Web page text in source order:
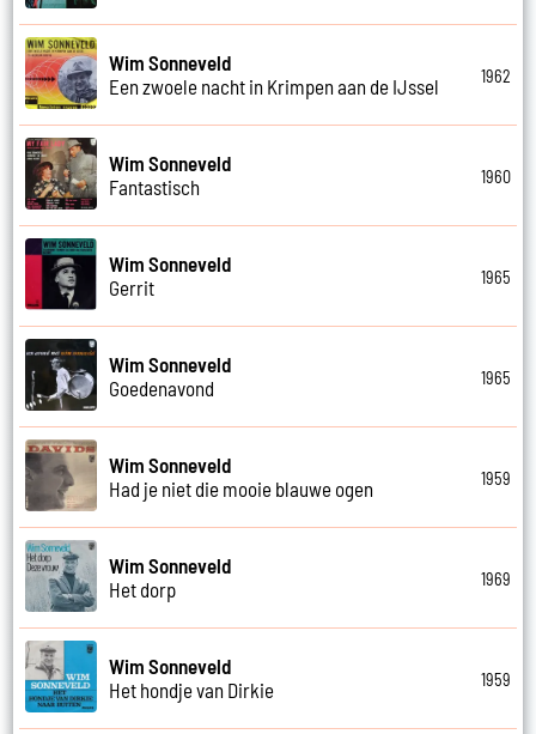
Wim Sonneveld
Een zwoele nacht in Krimpen aan de IJssel
1962
Wim Sonneveld
Fantastisch
1960
Wim Sonneveld
Gerrit
1965
Wim Sonneveld
Goedenavond
1965
Wim Sonneveld
Had je niet die mooie blauwe ogen
1959
Wim Sonneveld
Het dorp
1969
Wim Sonneveld
Het hondje van Dirkie
1959